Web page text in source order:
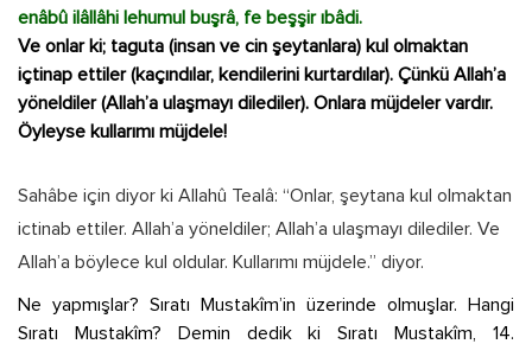
enâbû ilâllâhi lehumul buşrâ, fe beşşir ıbâdi.
Ve onlar ki; taguta (insan ve cin şeytanlara) kul olmaktan
içtinap ettiler (kaçındılar, kendilerini kurtardılar). Çünkü Allah’a
yöneldiler (Allah’a ulaşmayı dilediler). Onlara müjdeler vardır.
Öyleyse kullarımı müjdele!
Sahâbe için diyor ki Allahû Tealâ: “Onlar, şeytana kul olmaktan
ictinab ettiler. Allah’a yöneldiler; Allah’a ulaşmayı dilediler. Ve
Allah’a böylece kul oldular. Kullarımı müjdele.” diyor.
Ne yapmışlar? Sıratı Mustakîm’in üzerinde olmuşlar. Hangi
Sıratı Mustakîm? Demin dedik ki Sıratı Mustakîm, 14.